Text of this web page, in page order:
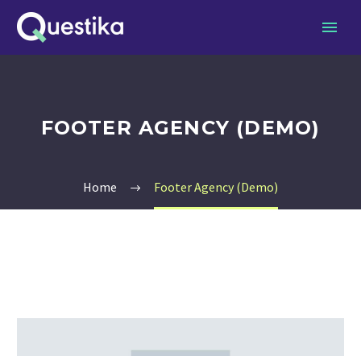
FOOTER AGENCY (DEMO)
Home Footer Agency (Demo)